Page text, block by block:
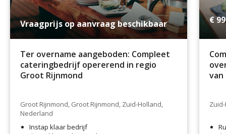
Vraagprijs op aanvraag beschikbaar
Ter overname aangeboden: Compleet
cateringbedrijf opererend in regio
Groot Rijnmond
Groot Rijnmond, Groot Rijnmond, Zuid-Holland,
Nederland
Instap klaar bedrijf
€
van